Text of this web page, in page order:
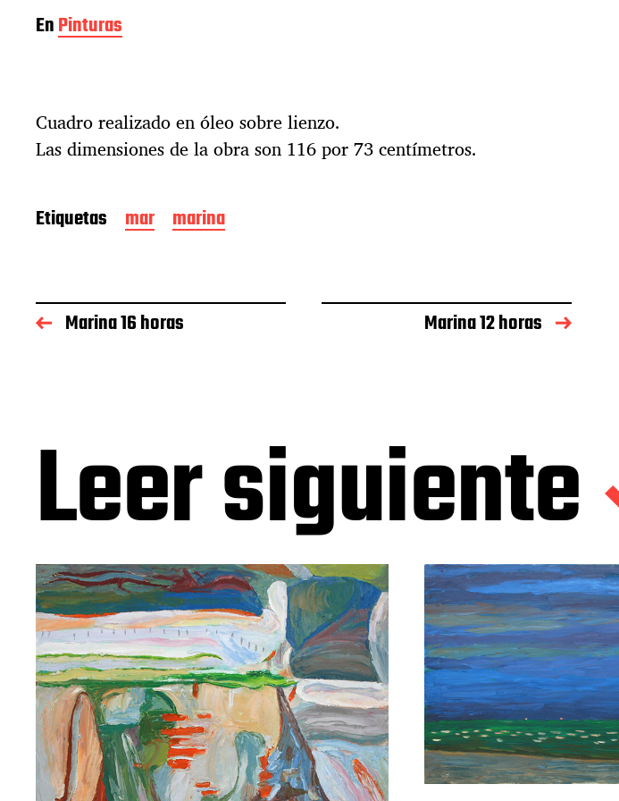
EnPinturas
Cuadro realizado en óleo sobre lienzo.
Las dimensiones de la obra son 116 por 73 centímetros.
Etiquetas mar marina
Marina 16 horas Marina 12 horas
Leer siguiente